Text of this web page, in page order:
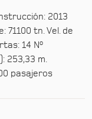
2013
71100 tn. Vel. de
14 Nº
253,33 m.
pasajeros